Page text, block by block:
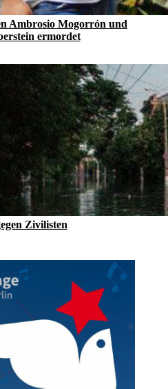
Ambrosio Mogorrón und
ermordet
Zivilisten